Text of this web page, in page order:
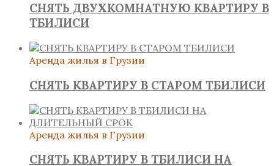
СНЯТЬ ДВУХКОМНАТНУЮ КВАРТИРУ В
ТБИЛИСИ
Аренда жилья в Грузии
СНЯТЬ КВАРТИРУ В СТАРОМ ТБИЛИСИ
Аренда жилья в Грузии
СНЯТЬ КВАРТИРУ В ТБИЛИСИ НА